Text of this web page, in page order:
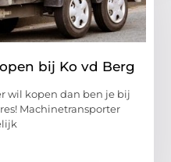
bij Ko vd Berg
wil kopen dan ben je bij
Machinetransporter